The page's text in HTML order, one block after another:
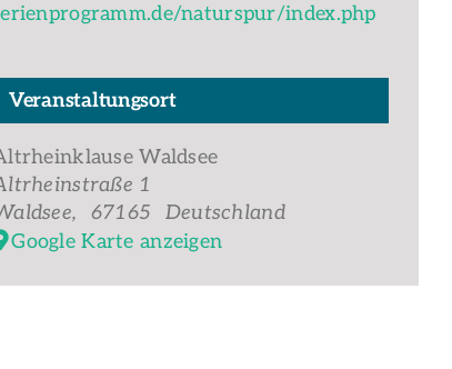
naturspur/index.php
Veranstaltungsort
Waldsee
1
, 67165
Deutschland
Google Karte anzeigen